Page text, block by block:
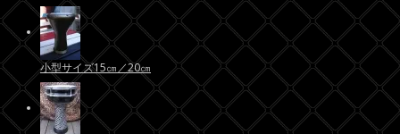
小型サイズ15㎝／20㎝